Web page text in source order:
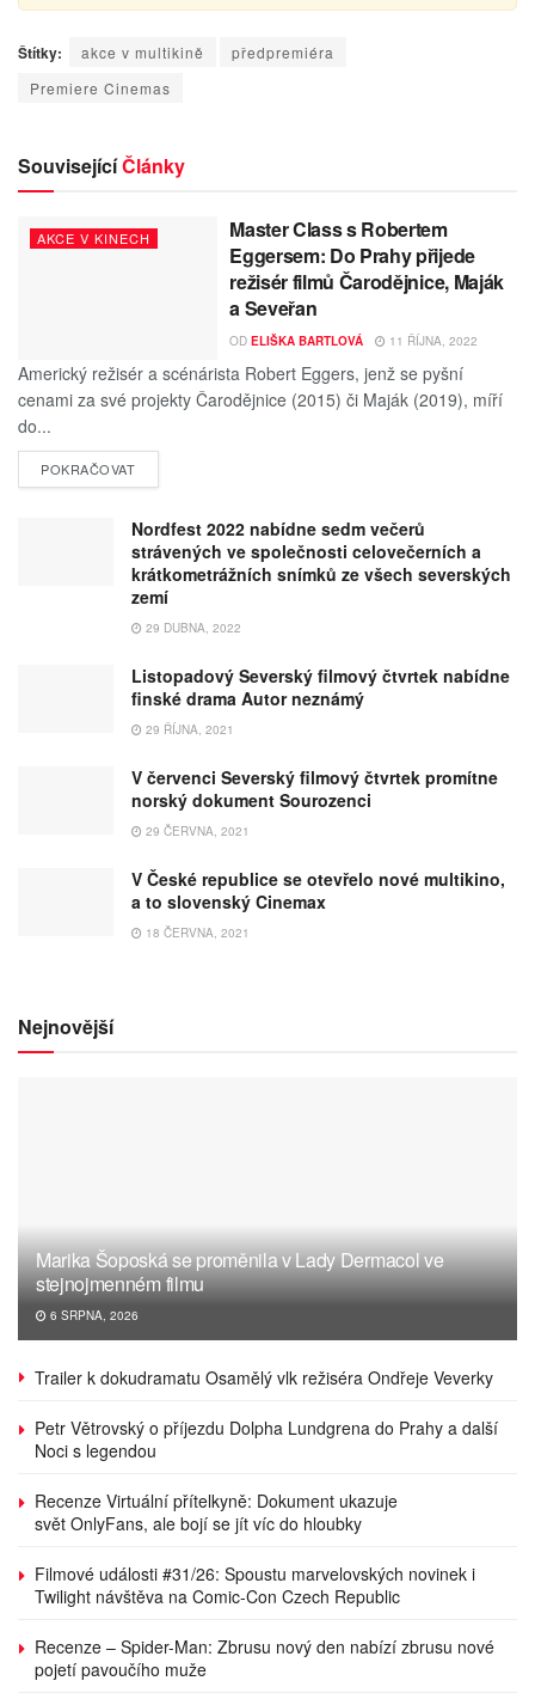
Štítky: akce v multikině
předpremiéra
Premiere Cinemas
SouvisejícíČlánky
AKCE V KINECH
Master Class s Robertem
Eggersem: Do Prahy přijede
režisér filmů Čarodějnice, Maják
a Seveřan
OD ELIŠKA BARTLOVÁ 11 ŘÍJNA, 2022
Americký režisér a scénárista Robert Eggers, jenž se pyšní
cenami za své projekty Čarodějnice (2015) či Maják (2019), míří
do...
POKRAČOVAT
Nordfest 2022 nabídne sedm večerů
strávených ve společnosti celovečerních a
krátkometrážních snímků ze všech severských
zemí
29 DUBNA, 2022
Listopadový Severský filmový čtvrtek nabídne
finské drama Autor neznámý
29 ŘÍJNA, 2021
V červenci Severský filmový čtvrtek promítne
norský dokument Sourozenci
29 ČERVNA, 2021
V České republice se otevřelo nové multikino,
a to slovenský Cinemax
18 ČERVNA, 2021
Nejnovější
Marika Šoposká se proměnila v Lady Dermacol ve
stejnojmenném filmu
6 SRPNA, 2026
Trailer k dokudramatu Osamělý vlk režiséra Ondřeje Veverky
Petr Větrovský o příjezdu Dolpha Lundgrena do Prahy a další
Noci s legendou
Recenze Virtuální přítelkyně: Dokument ukazuje
svět OnlyFans, ale bojí se jít víc do hloubky
Filmové události #31/26: Spoustu marvelovských novinek i
Twilight návštěva na Comic-Con Czech Republic
Recenze – Spider-Man: Zbrusu nový den nabízí zbrusu nové
pojetí pavoučího muže